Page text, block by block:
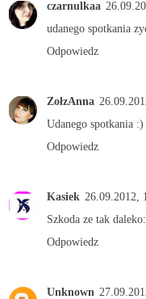
czarnulkaa
udanego spotkania
Odpowiedz
ZołzAnna
Udanego spotkania
Odpowiedz
Kasiek 26.09.2012,
Szkoda ze tak
Odpowiedz
Unknown